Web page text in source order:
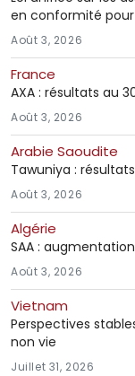
en conformité
Août 3, 2026
France
AXA : résultats au
Août 3, 2026
Arabie Saoudite
Tawuniya :
Août 3, 2026
Algérie
SAA :
Août 3, 2026
Vietnam
Perspectives
non vie
Juillet 31, 2026